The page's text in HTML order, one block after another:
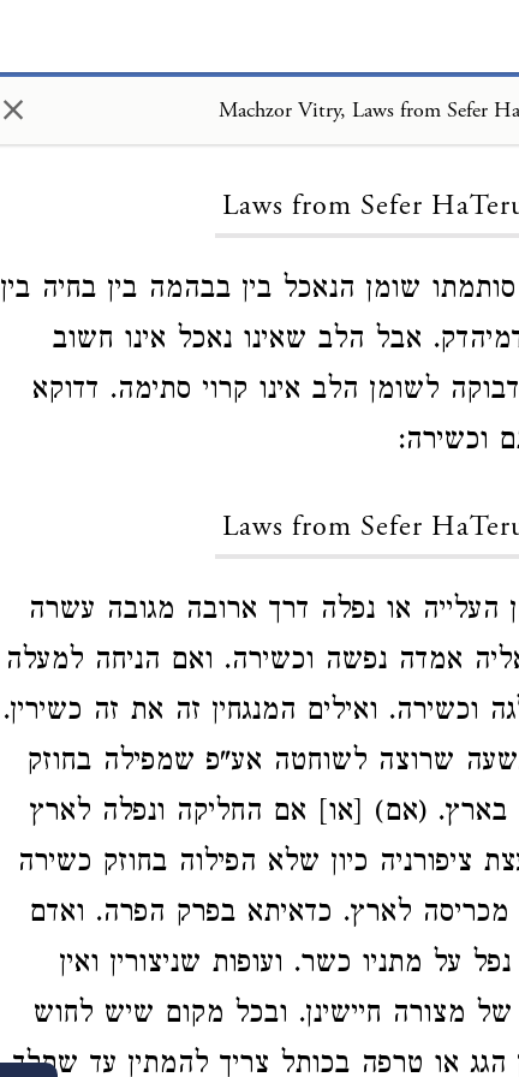
× Machzor Vitry, Laws from Sefer
Laws from Sefer
שומן הנאכל בין בבהמה בין בחיה בין
אבל הלב שאינו נאכל אינו חשוב
לשומן הלב אינו קרוי סתימה. דדוקא
וכשירה:
Laws from Sefer
העלייה או נפלה דרך ארובה מגובה עשרה
אמדה נפשה וכשירה. ואם הניחה למעלה
ואילים המנגחין זה את זה כשירין.
שרוצה לשוחטה אע"פ שמפילה בחוזק
בארץ. (אם) [או] אם החליקה ונפלה לארץ
ציפורניה כיון שלא הפילוה בחוזק כשירה
מכריסה לארץ. כדאיתא בפרק הפרה. ואדם
על מתניו כשר. ועופות שניצורין ואין
של מצורה חיישינן. ובכל מקום שיש לחוש
הגג או טרפה בכותל צריך להמתין עד שתלך.